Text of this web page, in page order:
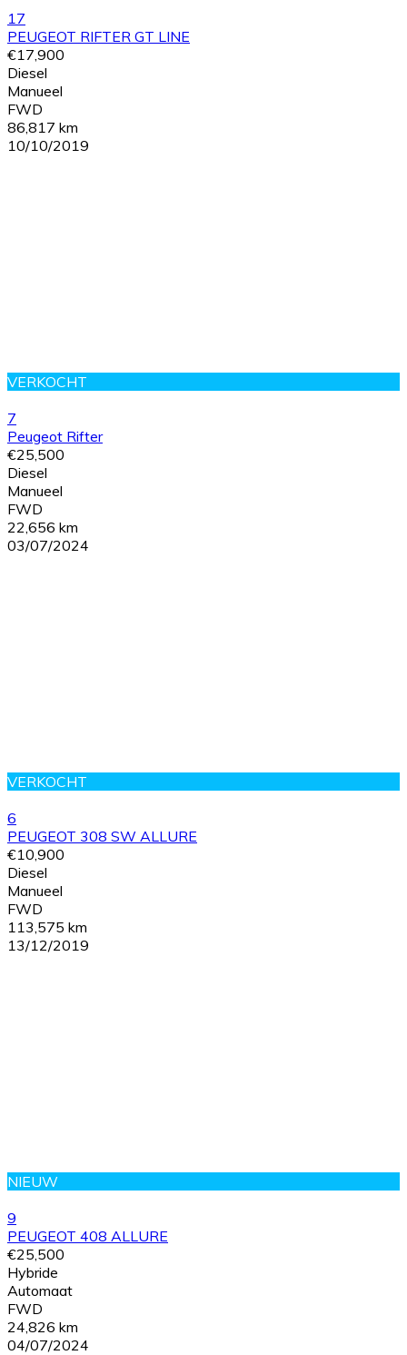
17
PEUGEOT RIFTER GT LINE
€17,900
Diesel
Manueel
FWD
86,817 km
10/10/2019
VERKOCHT
7
Peugeot Rifter
€25,500
Diesel
Manueel
FWD
22,656 km
03/07/2024
VERKOCHT
6
PEUGEOT 308 SW ALLURE
€10,900
Diesel
Manueel
FWD
113,575 km
13/12/2019
NIEUW
9
PEUGEOT 408 ALLURE
€25,500
Hybride
Automaat
FWD
24,826 km
04/07/2024